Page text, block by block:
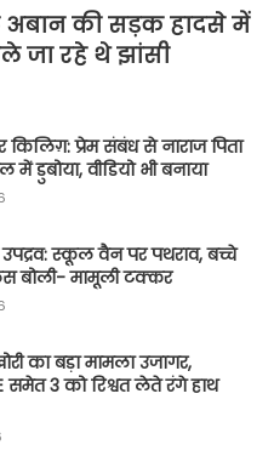
की सड़क हादसे में
जा रहे थे झांसी
प्रेम संबंध से नाराज पिता
डुबोया, वीडियो भी बनाया
उपद्रव: स्कूल वैन पर पथराव, बच्चे
बोली- मामूली टक्कर
का बड़ा मामला उजागर,
समेत 3 को रिश्वत लेते रंगे हाथ